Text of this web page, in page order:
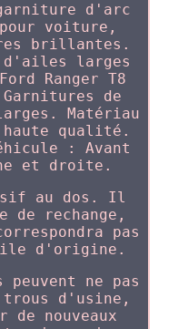
d'arc
voiture,
brillantes.
larges
Ranger T8
de
Matériau
haute qualité.
: Avant
et droite.
au dos. Il
rechange,
pas
d'origine.
ne pas
d'usine,
de nouveaux